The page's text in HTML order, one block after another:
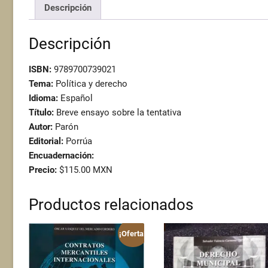
Descripción
Descripción
ISBN: 9789700739021
Tema: Política y derecho
Idioma: Español
Título: Breve ensayo sobre la tentativa
Autor: Parón
Editorial: Porrúa
Encuadernación:
Precio: $115.00 MXN
Productos relacionados
¡Oferta!